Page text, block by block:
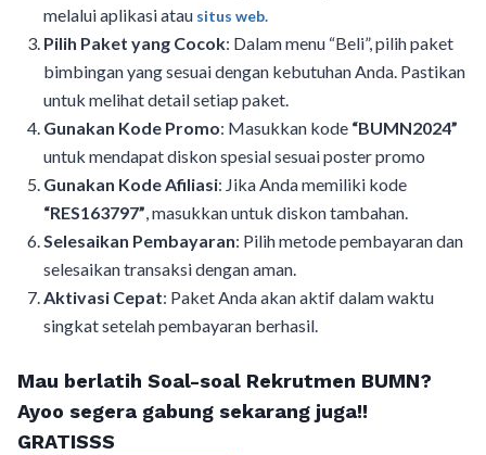
melalui aplikasi atau situs web.
Pilih Paket yang Cocok: Dalam menu “Beli”, pilih paket
bimbingan yang sesuai dengan kebutuhan Anda. Pastikan
untuk melihat detail setiap paket.
Gunakan Kode Promo: Masukkan kode “BUMN2024”
untuk mendapat diskon spesial sesuai poster promo
Gunakan Kode Afiliasi: Jika Anda memiliki kode
“RES163797”, masukkan untuk diskon tambahan.
Selesaikan Pembayaran: Pilih metode pembayaran dan
selesaikan transaksi dengan aman.
Aktivasi Cepat: Paket Anda akan aktif dalam waktu
singkat setelah pembayaran berhasil.
Mau berlatih Soal-soal Rekrutmen BUMN?
Ayoo segera gabung sekarang juga!!
GRATISSS